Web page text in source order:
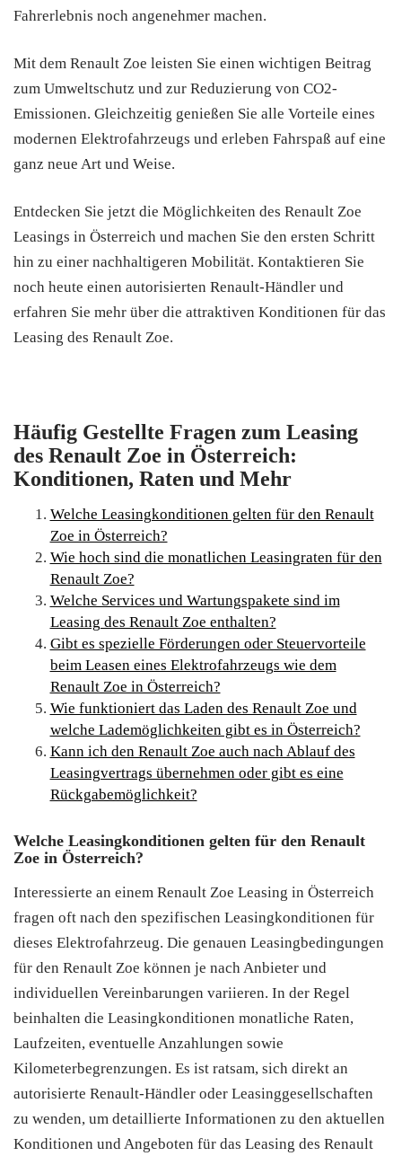
Fahrerlebnis noch angenehmer machen.
Mit dem Renault Zoe leisten Sie einen wichtigen Beitrag
zum Umweltschutz und zur Reduzierung von CO2-
Emissionen. Gleichzeitig genießen Sie alle Vorteile eines
modernen Elektrofahrzeugs und erleben Fahrspaß auf eine
ganz neue Art und Weise.
Entdecken Sie jetzt die Möglichkeiten des Renault Zoe
Leasings in Österreich und machen Sie den ersten Schritt
hin zu einer nachhaltigeren Mobilität. Kontaktieren Sie
noch heute einen autorisierten Renault-Händler und
erfahren Sie mehr über die attraktiven Konditionen für das
Leasing des Renault Zoe.
Häufig Gestellte Fragen zum Leasing
des Renault Zoe in Österreich:
Konditionen, Raten und Mehr
Welche Leasingkonditionen gelten für den Renault
Zoe in Österreich?
Wie hoch sind die monatlichen Leasingraten für den
Renault Zoe?
Welche Services und Wartungspakete sind im
Leasing des Renault Zoe enthalten?
Gibt es spezielle Förderungen oder Steuervorteile
beim Leasen eines Elektrofahrzeugs wie dem
Renault Zoe in Österreich?
Wie funktioniert das Laden des Renault Zoe und
welche Lademöglichkeiten gibt es in Österreich?
Kann ich den Renault Zoe auch nach Ablauf des
Leasingvertrags übernehmen oder gibt es eine
Rückgabemöglichkeit?
Welche Leasingkonditionen gelten für den Renault
Zoe in Österreich?
Interessierte an einem Renault Zoe Leasing in Österreich
fragen oft nach den spezifischen Leasingkonditionen für
dieses Elektrofahrzeug. Die genauen Leasingbedingungen
für den Renault Zoe können je nach Anbieter und
individuellen Vereinbarungen variieren. In der Regel
beinhalten die Leasingkonditionen monatliche Raten,
Laufzeiten, eventuelle Anzahlungen sowie
Kilometerbegrenzungen. Es ist ratsam, sich direkt an
autorisierte Renault-Händler oder Leasinggesellschaften
zu wenden, um detaillierte Informationen zu den aktuellen
Konditionen und Angeboten für das Leasing des Renault